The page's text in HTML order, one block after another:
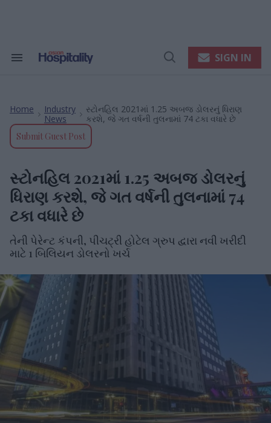
Search
Open
SIGN IN
Home
Industry
News
સ્ટોનહિલ 2021માં 1.25 અબજ ડોલરનું ધિરાણ
કરશે, જે ગત વર્ષની તુલનામાં 74 ટકા વધારે છે
Submit Guest Post
સ્ટોનહિલ 2021માં 1.25 અબજ ડોલરનું
ધિરાણ કરશે, જે ગત વર્ષની તુલનામાં 74
ટકા વધારે છે
તેની પેરેન્ટ કંપની, પીચટ્રી હોટેલ ગ્રુપ દ્વારા નવી ખરીદી
માટે 1 બિલિયન ડોલરનો ખર્ચ